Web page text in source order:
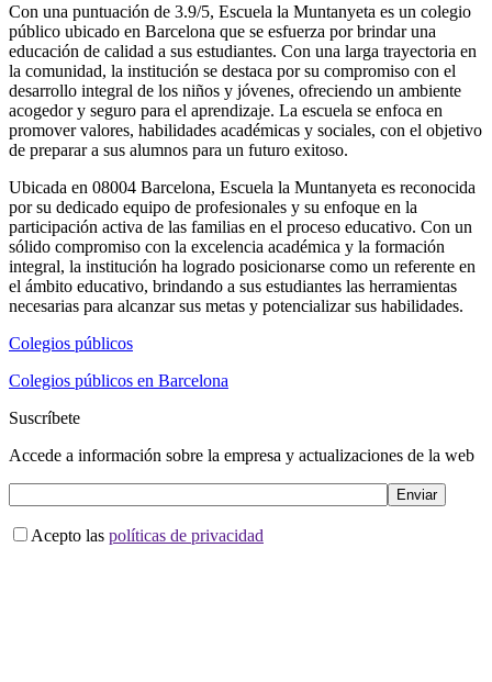
Con una puntuación de 3.9/5, Escuela la Muntanyeta es un colegio
público ubicado en Barcelona que se esfuerza por brindar una
educación de calidad a sus estudiantes. Con una larga trayectoria en
la comunidad, la institución se destaca por su compromiso con el
desarrollo integral de los niños y jóvenes, ofreciendo un ambiente
acogedor y seguro para el aprendizaje. La escuela se enfoca en
promover valores, habilidades académicas y sociales, con el objetivo
de preparar a sus alumnos para un futuro exitoso.
Ubicada en 08004 Barcelona, Escuela la Muntanyeta es reconocida
por su dedicado equipo de profesionales y su enfoque en la
participación activa de las familias en el proceso educativo. Con un
sólido compromiso con la excelencia académica y la formación
integral, la institución ha logrado posicionarse como un referente en
el ámbito educativo, brindando a sus estudiantes las herramientas
necesarias para alcanzar sus metas y potencializar sus habilidades.
Colegios públicos
Colegios públicos en Barcelona
Suscríbete
Accede a información sobre la empresa y actualizaciones de la web
Acepto las políticas de privacidad